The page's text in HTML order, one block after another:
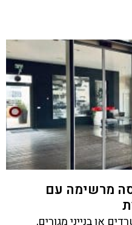
מרשימה עם
או בנייני מגורים,